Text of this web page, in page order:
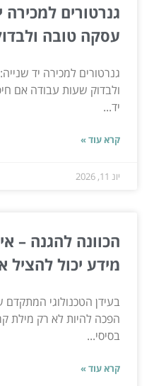
גנרטורים למכירה
עסקה טובה
גנרטורים למכירה יד
ולבדוק שעות עבודה אם
יד...
קרא עוד »
יונ 11, 2026
הכוונה להגנה –
מידע יכול
בעידן הטכנולוגי
הפכה להיות לא רק מילת
בסיסי...
קרא עוד »